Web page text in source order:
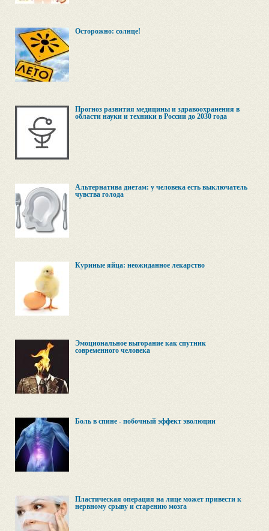
Осторожно: солнце!
Прогноз развития медицины и здравоохранения в
области науки и техники в России до 2030 года
Альтернатива диетам: у человека есть выключатель
чувства голода
Куриные яйца: неожиданное лекарство
Эмоциональное выгорание как спутник
современного человека
Боль в спине - побочный эффект эволюции
Пластическая операция на лице может привести к
нервному срыву и старению мозга